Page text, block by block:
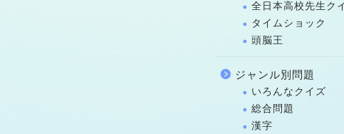
全日本高校先生ク
タイムショック
頭脳王
ジャンル別問題
いろんなクイズ
総合問題
漢字